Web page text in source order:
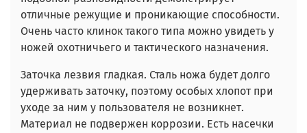
отличные режущие и проникающие способности.
Очень часто клинок такого типа можно увидеть у
ножей охотничьего и тактического назначения.
Заточка лезвия гладкая. Сталь ножа будет долго
удерживать заточку, поэтому особых хлопот при
уходе за ним у пользователя не возникнет.
Материал не подвержен коррозии. Есть насечки